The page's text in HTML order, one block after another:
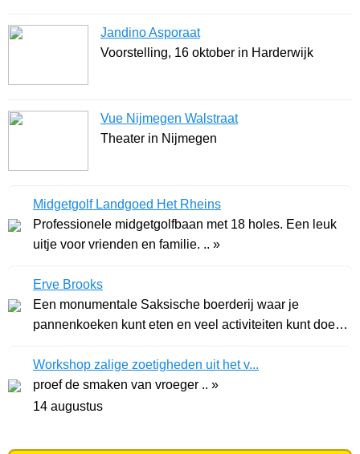
Jandino Asporaat
Voorstelling, 16 oktober in Harderwijk
Vue Nijmegen Walstraat
Theater in Nijmegen
Midgetgolf Landgoed Het Rheins
Professionele midgetgolfbaan met 18 holes. Een leuk
uitje voor vrienden en familie. .. »
Erve Brooks
Een monumentale Saksische boerderij waar je
pannenkoeken kunt eten en veel activiteiten kunt doen.
Workshop zalige zoetigheden uit het v...
proef de smaken van vroeger .. »
14 augustus